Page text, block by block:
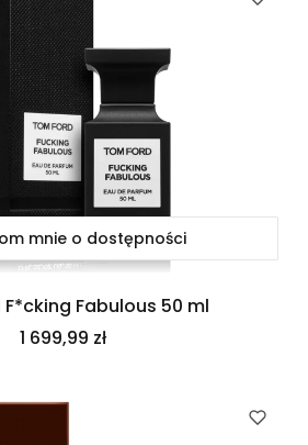
mnie o dostępności
F*cking Fabulous 50 ml
Cena
1 699,99 zł